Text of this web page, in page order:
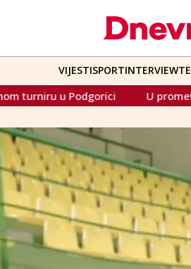
VIJESTISPORTINTERVIEW
U prometnoj nesreći kod